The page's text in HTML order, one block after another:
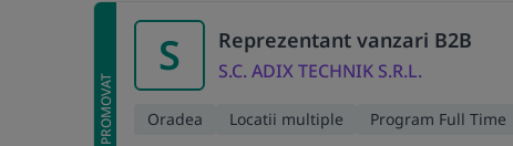
PROMOVAT
S Reprezentant vanzari B2B
S.C. ADIX TECHNIK S.R.L.
Oradea Locatii multiple Program Full Time